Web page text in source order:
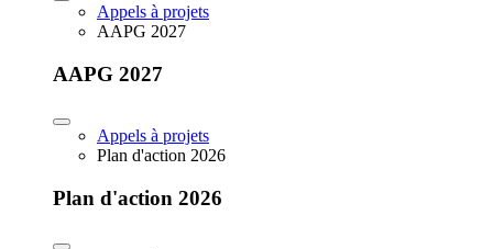
Appels à projets
AAPG 2027
AAPG 2027
Appels à projets
Plan d'action 2026
Plan d'action 2026